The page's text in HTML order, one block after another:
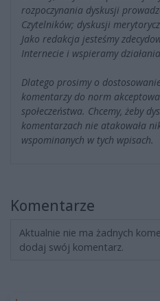
rozpoczynania dyskusji
Czytelników; dyskusji
Jako redakcja jesteśmy
Internecie i wspieramy
Dlatego prosimy o
komentarzy do norm
społeczeństwa. Chcemy, żeby
komentarzach nie atakowała
wspominanych w tych wpisach.
Komentarze
Aktualnie nie ma żadnych
dodaj swój komentarz.